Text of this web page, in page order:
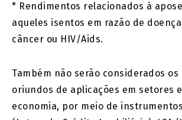
* Rendimentos relacionados à
aqueles isentos em razão de
câncer ou HIV/Aids.
Também não serão considerados
oriundos de aplicações em setores
economia, por meio de instrumentos